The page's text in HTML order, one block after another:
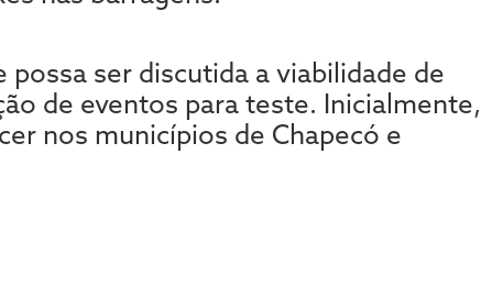
ser discutida a viabilidade de
de eventos para teste. Inicialmente,
nos municípios de Chapecó e